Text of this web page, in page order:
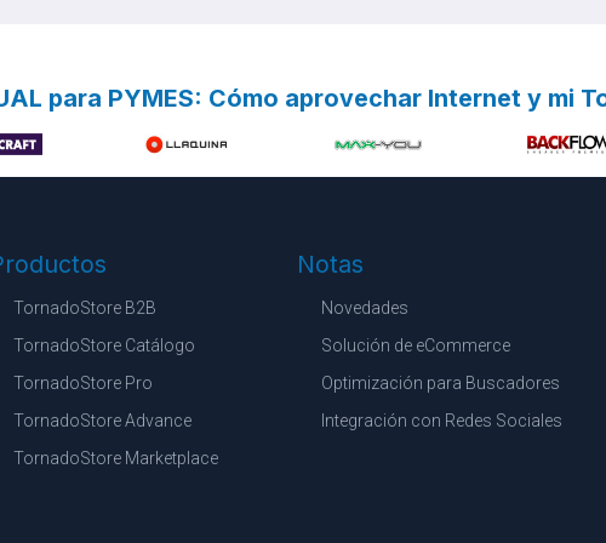
para PYMES: Cómo aprovechar Internet y mi
TornadoStore B2B
TornadoStore Catálogo
TornadoStore Pro
TornadoStore Advance
TornadoStore Marketplace
Notas
Novedades
Solución de eCommerce
Optimización para Buscadores
Integración con Redes Sociales